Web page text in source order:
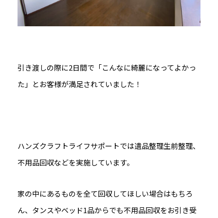
引き渡しの際に2日間で「こんなに綺麗になってよかっ
た」とお客様が満足されていました！
ハンズクラフトライフサポートでは遺品整理生前整理、
不用品回収などを実施しています。
家の中にあるものを全て回収してほしい場合はもちろ
ん、タンスやベッド1品からでも不用品回収をお引き受